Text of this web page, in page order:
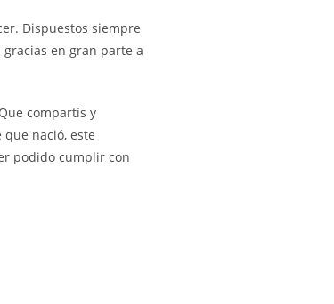
Dispuestos siempre
en gran parte a
compartís y
nació, este
podido cumplir con